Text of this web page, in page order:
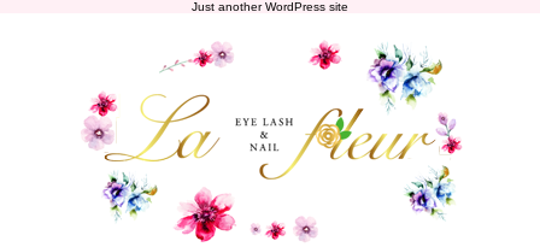
Just another WordPress site